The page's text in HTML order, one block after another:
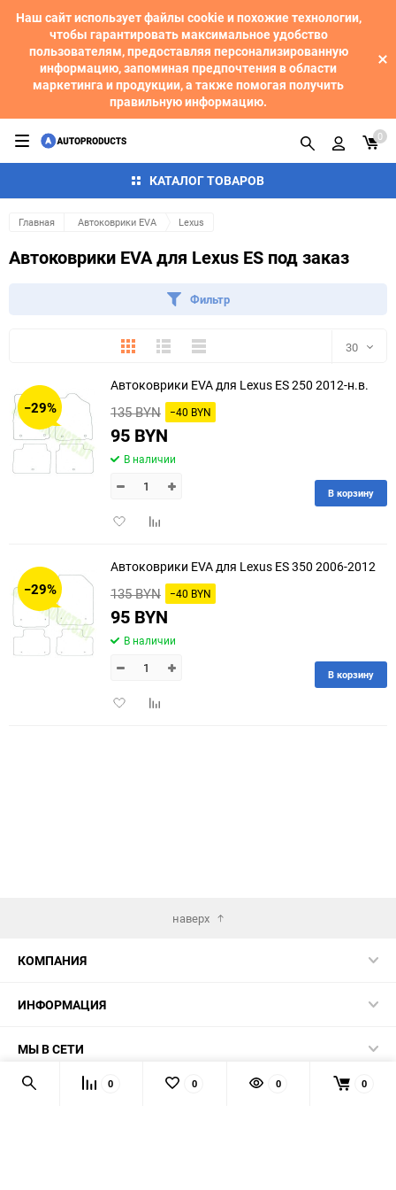
Наш сайт использует файлы cookie и похожие технологии,
чтобы гарантировать максимальное удобство
пользователям, предоставляя персонализированную
информацию, запоминая предпочтения в области
маркетинга и продукции, а также помогая получить
правильную информацию.
КАТАЛОГ ТОВАРОВ
0
Главная Автоковрики EVA Lexus
Автоковрики EVA для Lexus ES под заказ
Фильтр
ПлиткаПодробноКомпактно 30
30
150
−29%
Автоковрики EVA для Lexus ES 250 2012-н.в.
135 BYN −40 BYN
95 BYN
В наличии
ДобавитьДобавить
В корзину
−29%
Автоковрики EVA для Lexus ES 350 2006-2012
135 BYN −40 BYN
95 BYN
В наличии
ДобавитьДобавить
В корзину
наверх
КОМПАНИЯ
ИНФОРМАЦИЯ
МЫ В СЕТИ
КОНТАКТЫ
0 0 0 0